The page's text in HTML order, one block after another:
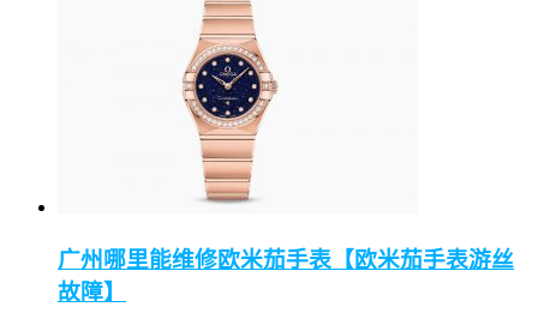
广州哪里能维修欧米茄手表【欧米茄手表游丝
故障】